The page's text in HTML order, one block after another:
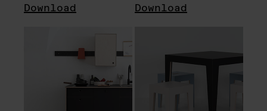
Download Download